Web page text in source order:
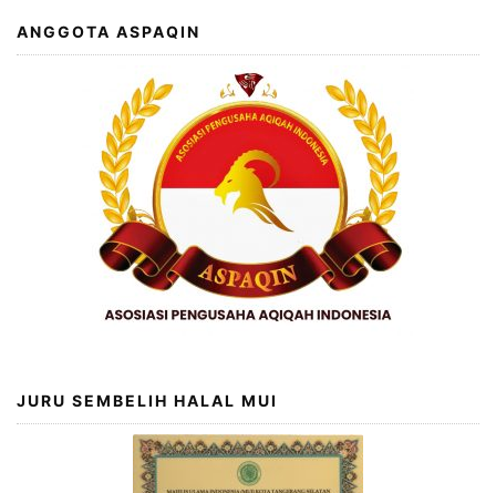
ANGGOTA ASPAQIN
JURU SEMBELIH HALAL MUI